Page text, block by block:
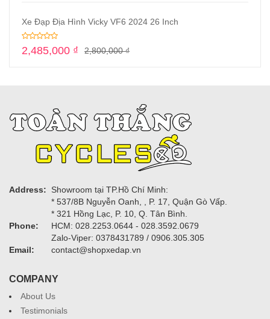
Xe Đạp Địa Hình Vicky VF6 2024 26 Inch
2,800,000₫
2,485,000 ₫
Address:
Showroom tại TP.Hồ Chí Minh:
* 537/8B Nguyễn Oanh, , P. 17, Quận Gò Vấp.
* 321 Hồng Lạc, P. 10, Q. Tân Bình.
Phone:
HCM: 028.2253.0644 - 028.3592.0679
Zalo-Viper: 0378431789 / 0906.305.305
Email:
contact@shopxedap.vn
COMPANY
About Us
Testimonials